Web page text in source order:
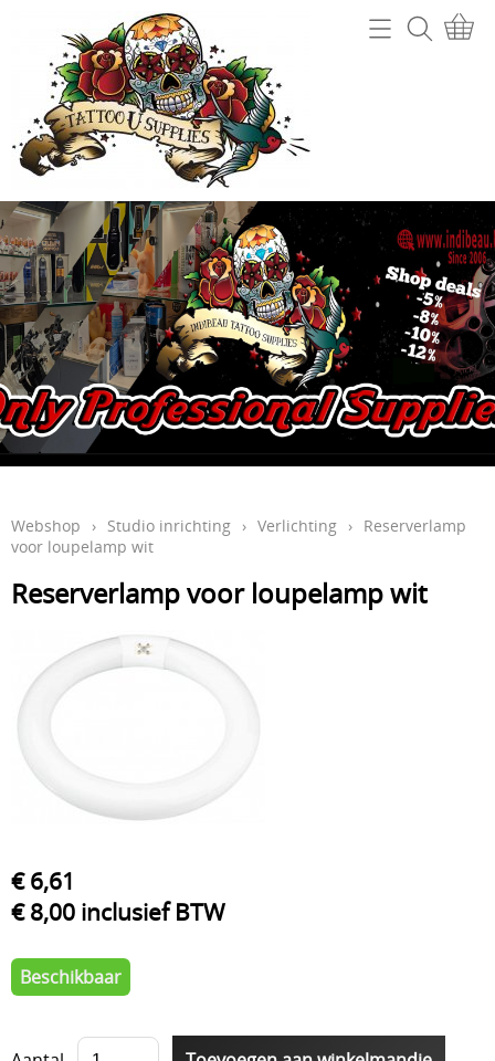
Webshop
Tattoo machines
Tattoo Naalden
Tattoo Inkt
Tips
Grips en gripcovers
Power unit + toebehoren
Stencil making
Machine onderdelen
Aftercare en hygiëne
Boeken
Piercing
KOOPJES
Beauty
Tattooverwijdering
Info
Contact
Mijn account
Gastenboek
Webshop › Studio inrichting › Verlichting › Reserverlamp
voor loupelamp wit
Reserverlamp voor loupelamp wit
€ 6,61
€ 8,00 inclusief BTW
Beschikbaar